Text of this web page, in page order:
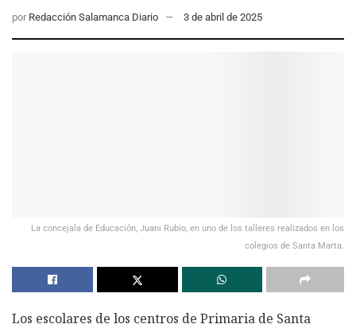
por Redacción Salamanca Diario 3 de abril de 2025
La concejala de Educación, Juani Rubio, en uno de los talleres realizados en los
colegios de Santa Marta.
Los escolares de los centros de Primaria de Santa